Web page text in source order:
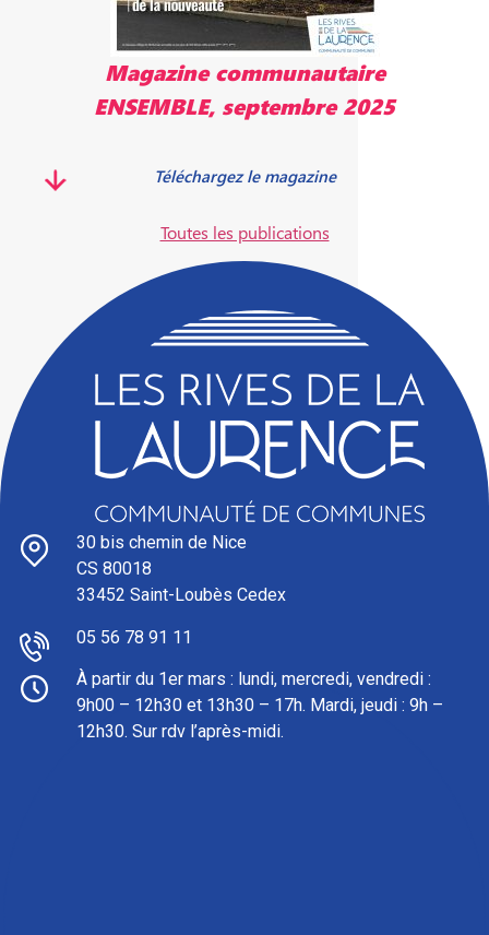
30 bis chemin de Nice
CS 80018
33452 Saint-Loubès Cedex
05 56 78 91 11
À partir du 1er mars : l undi, mercredi, vendredi :
9h00 – 12h30 et 13h30 – 17h. Mardi, jeudi : 9h –
12h30. Sur rdv l’après-midi.
Magazine communautaire
ENSEMBLE, septembre 2025
Téléchargez le magazine
Toutes les publications